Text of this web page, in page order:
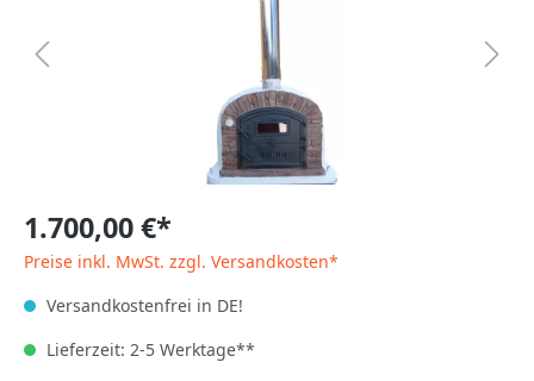
1.700,00 €*
Preise inkl. MwSt. zzgl. Versandkosten*
Versandkostenfrei in DE!
Lieferzeit: 2-5 Werktage**